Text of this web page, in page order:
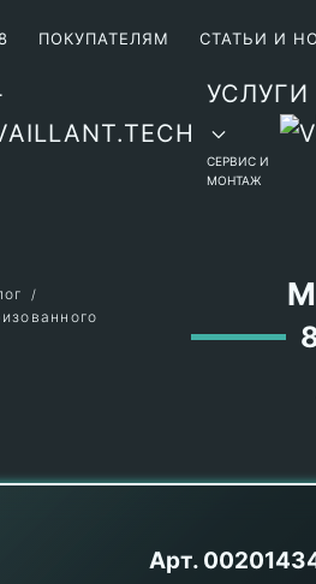
ПОКУПАТЕЛЯМ СТАТЬИ И
УСЛУГИ
СЕРВИС И
МОНТАЖ
Арт.